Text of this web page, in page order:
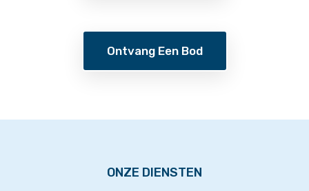
Ontvang Een Bod
ONZE DIENSTEN